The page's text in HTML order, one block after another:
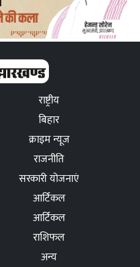
राष्ट्रीय
बिहार
क्राइम न्यूज
राजनीति
सरकारी योजनाएं
आर्टिकल
आर्टिकल
राशिफल
अन्य